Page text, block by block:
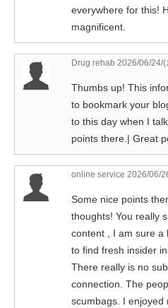
everywhere for this!
magnificent.
Drug rehab 2026/06/24/(
Thumbs up! This
to bookmark your
to this day when I
points there.| Great
online service 2026/06/
Some nice points
thoughts! You really
content , I am sure a
to find fresh insider
There really is no
connection. The
scumbags. I enjoyed